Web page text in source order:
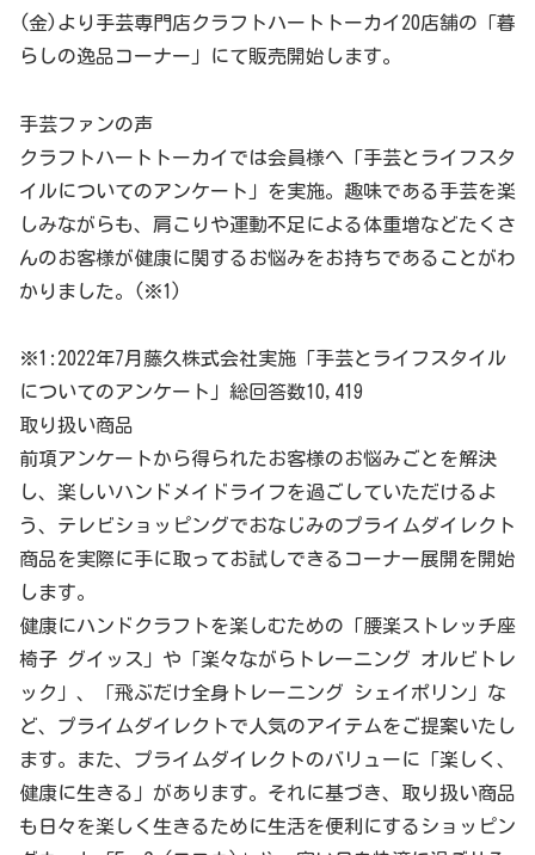
(金)より手芸専門店クラフトハートトーカイ20店舗の「暮
らしの逸品コーナー」にて販売開始します。
手芸ファンの声
クラフトハートトーカイでは会員様へ「手芸とライフスタ
イルについてのアンケート」を実施。趣味である手芸を楽
しみながらも、肩こりや運動不足による体重増などたくさ
んのお客様が健康に関するお悩みをお持ちであることがわ
かりました。(※1)
※1:2022年7月藤久株式会社実施「手芸とライフスタイル
についてのアンケート」総回答数10,419
取り扱い商品
前項アンケートから得られたお客様のお悩みごとを解決
し、楽しいハンドメイドライフを過ごしていただけるよ
う、テレビショッピングでおなじみのプライムダイレクト
商品を実際に手に取ってお試しできるコーナー展開を開始
します。
健康にハンドクラフトを楽しむための「腰楽ストレッチ座
椅子 グイッス」や「楽々ながらトレーニング オルビトレ
ック」、「飛ぶだけ全身トレーニング シェイポリン」な
ど、プライムダイレクトで人気のアイテムをご提案いたし
ます。また、プライムダイレクトのバリューに「楽しく、
健康に生きる」があります。それに基づき、取り扱い商品
も日々を楽しく生きるために生活を便利にするショッピン